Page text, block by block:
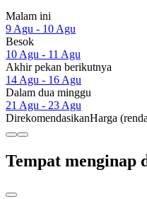
Malam ini
9 Agu - 10 Agu
Besok
10 Agu - 11 Agu
Akhir pekan berikutnya
14 Agu - 16 Agu
Dalam dua minggu
21 Agu - 23 Agu
DirekomendasikanHarga
Tempat menginap